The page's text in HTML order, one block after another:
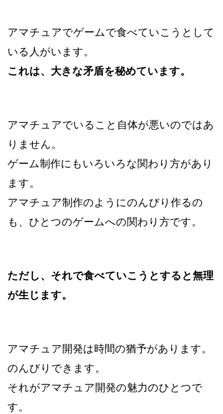
アマチュアでゲームで食べていこうとして
いる人がいます。
これは、大きな矛盾を秘めています。
アマチュアでいること自体が悪いのではあ
りません。
ゲーム制作にもいろいろな関わり方があり
ます。
アマチュア制作のようにのんびり作るの
も、ひとつのゲームへの関わり方です。
ただし、それで食べていこうとすると無理
が生じます。
アマチュア開発は時間の猶予があります。
のんびりできます。
それがアマチュア開発の魅力のひとつで
す。